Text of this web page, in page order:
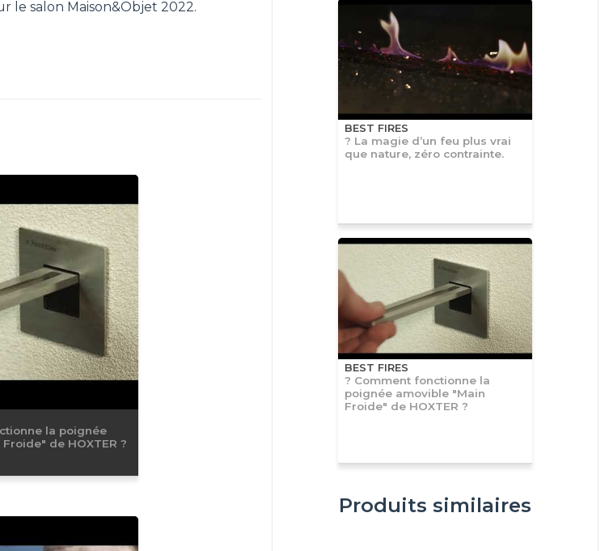
le salon Maison&Objet 2022.
la poignée
de HOXTER ?
BEST FIRES
? La magie d’un feu plus vrai
que nature, zéro contrainte.
BEST FIRES
? Comment fonctionne la
poignée amovible "Main
Froide" de HOXTER ?
Produits similaires